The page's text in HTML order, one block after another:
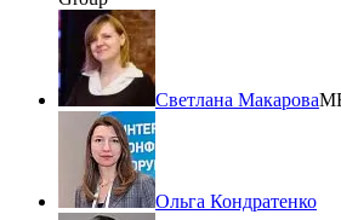
Светлана Макарова
Ольга Кондратенко